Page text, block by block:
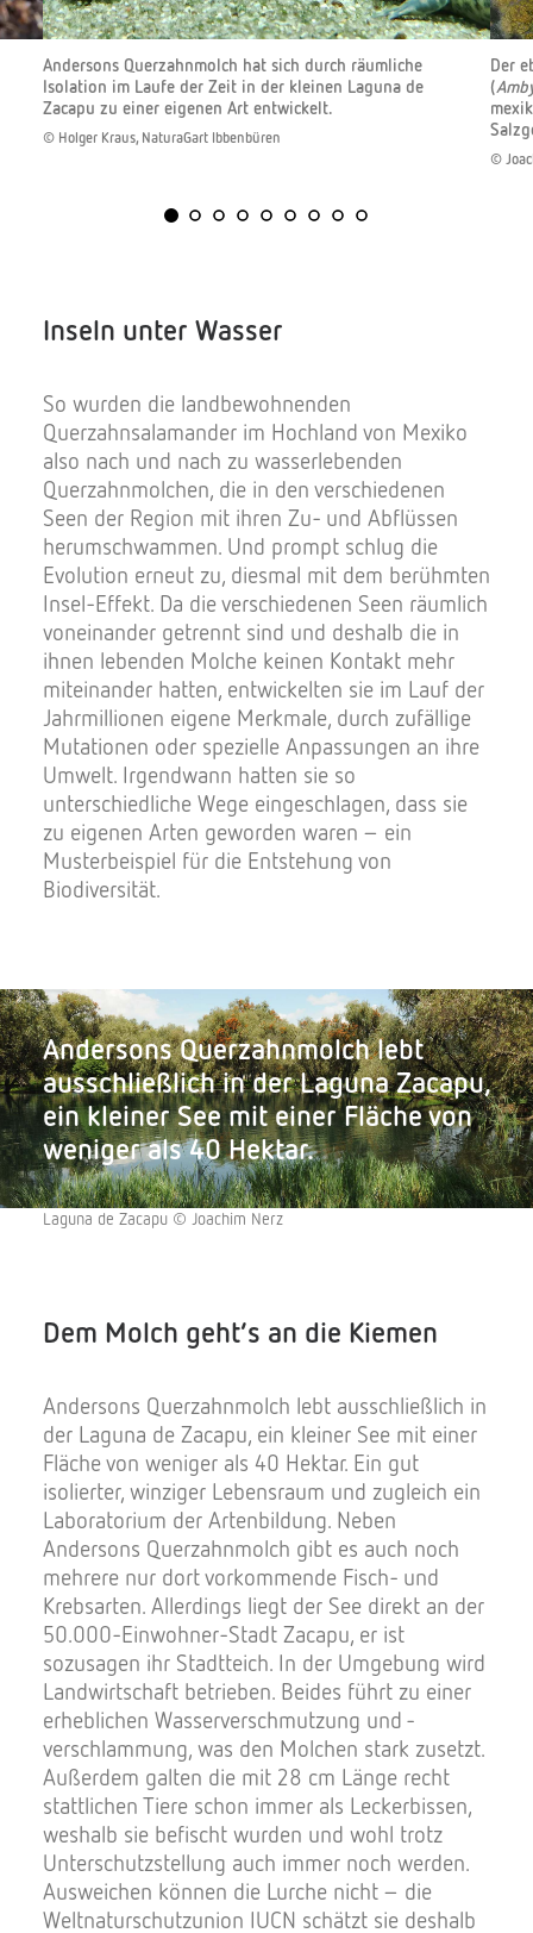
Andersons Querzahnmolch hat sich durch räumliche
Isolation im Laufe der Zeit in der kleinen Laguna de
Zacapu zu einer eigenen Art entwickelt.
© Holger Kraus, NaturaGart Ibbenbüren
Der
(
©
Inseln unter Wasser
So wurden die landbewohnenden
Querzahnsalamander im Hochland von Mexiko
also nach und nach zu wasserlebenden
Querzahnmolchen, die in den verschiedenen
Seen der Region mit ihren Zu- und Abflüssen
herumschwammen. Und prompt schlug die
Evolution erneut zu, diesmal mit dem berühmten
Insel-Effekt. Da die verschiedenen Seen räumlich
voneinander getrennt sind und deshalb die in
ihnen lebenden Molche keinen Kontakt mehr
miteinander hatten, entwickelten sie im Lauf der
Jahrmillionen eigene Merkmale, durch zufällige
Mutationen oder spezielle Anpassungen an ihre
Umwelt. Irgendwann hatten sie so
unterschiedliche Wege eingeschlagen, dass sie
zu eigenen Arten geworden waren – ein
Musterbeispiel für die Entstehung von
Biodiversität.
Andersons Querzahnmolch lebt
ausschließlich in der Laguna Zacapu,
ein kleiner See mit einer Fläche von
weniger als 40 Hektar.
Laguna de Zacapu © Joachim Nerz
Dem Molch geht‘s an die Kiemen
Andersons Querzahnmolch lebt ausschließlich in
der Laguna de Zacapu, ein kleiner See mit einer
Fläche von weniger als 40 Hektar. Ein gut
isolierter, winziger Lebensraum und zugleich ein
Laboratorium der Artenbildung. Neben
Andersons Querzahnmolch gibt es auch noch
mehrere nur dort vorkommende Fisch- und
Krebsarten. Allerdings liegt der See direkt an der
50.000-Einwohner-Stadt Zacapu, er ist
sozusagen ihr Stadtteich. In der Umgebung wird
Landwirtschaft betrieben. Beides führt zu einer
erheblichen Wasserverschmutzung und -
verschlammung, was den Molchen stark zusetzt.
Außerdem galten die mit 28 cm Länge recht
stattlichen Tiere schon immer als Leckerbissen,
weshalb sie befischt wurden und wohl trotz
Unterschutzstellung auch immer noch werden.
Ausweichen können die Lurche nicht – die
Weltnaturschutzunion IUCN schätzt sie deshalb